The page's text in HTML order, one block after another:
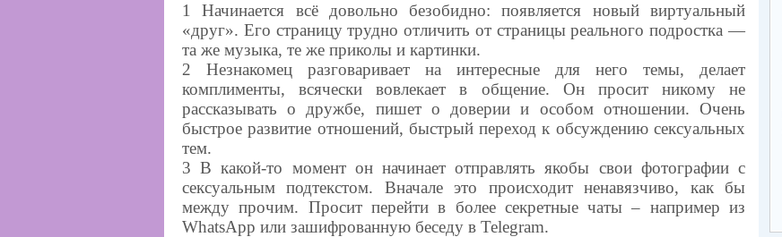
1 Начинается всё довольно безобидно: появляется новый виртуальный
«друг». Его страницу трудно отличить от страницы реального подростка —
та же музыка, те же приколы и картинки.
2 Незнакомец разговаривает на интересные для него темы, делает
комплименты, всячески вовлекает в общение. Он просит никому не
рассказывать о дружбе, пишет о доверии и особом отношении. Очень
быстрое развитие отношений, быстрый переход к обсуждению сексуальных
тем.
3 В какой-то момент он начинает отправлять якобы свои фотографии с
сексуальным подтекстом. Вначале это происходит ненавязчиво, как бы
между прочим. Просит перейти в более секретные чаты – например из
WhatsApp или зашифрованную беседу в Telegram.